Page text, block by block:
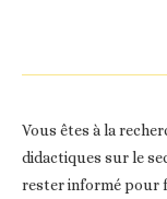
Vous êtes à la
didactiques sur le
rester informé pour